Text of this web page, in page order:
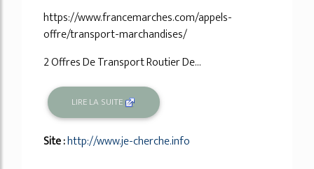
https://www.francemarches.com/appels-
offre/transport-marchandises/
2 Offres De Transport Routier De...
LIRE LA SUITE
Site :http://www.je-cherche.info